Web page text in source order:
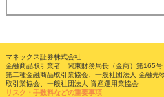
マネックス証券株式会社
金融商品取引業者 関東財務局長（金商）第165
第二種金融商品取引業協会、一般社団法人 金融先
取引業協会、一般社団法人 資産運用業協会
リスク・手数料などの重要事項